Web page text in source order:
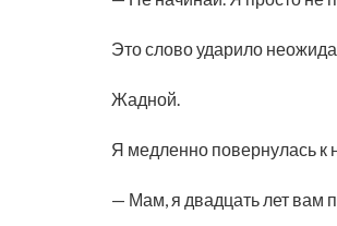
Это слово ударило
Жадной.
Я медленно повернулась к
— Мам, я двадцать лет вам